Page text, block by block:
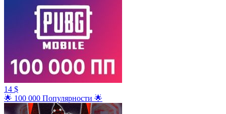
14 $
🌟 100 000 Популярности 🌟